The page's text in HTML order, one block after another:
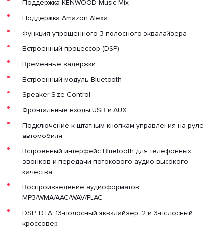
Поддержка KENWOOD Music Mix
Поддержка Amazon Alexa
Функция упрощенного 3-полосного эквалайзера
Встроенный процессор (DSP)
Временные задержки
Встроенный модуль Bluetooth
Speaker Size Control
Фронтальные входы USB и AUX
Подключение к штатным кнопкам управления на руле
автомобиля
Встроенный интерфейс Bluetooth для телефонных
звонков и передачи потокового аудио высокого
качества
Воспроизведение аудиоформатов
MP3/WMA/AAC/WAV/FLAC
DSP, DTA, 13-полосный эквалайзер, 2 и 3-полосный
кроссовер